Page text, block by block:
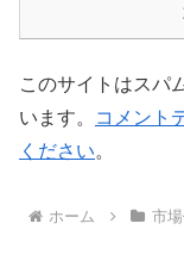
このサイトはスパ
います。
コメント
ください。
ホーム 市